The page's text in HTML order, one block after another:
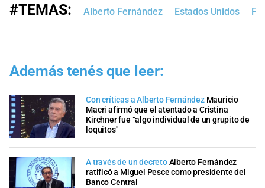
#TEMAS: Alberto Fernández Estados Unidos
Además tenés que leer:
Con críticas a Alberto Fernández Mauricio
Macri afirmó que el atentado a Cristina
Kirchner fue “algo individual de un grupito de
loquitos"
A través de un decretoAlberto Fernández
ratificó a Miguel Pesce como presidente del
Banco Central